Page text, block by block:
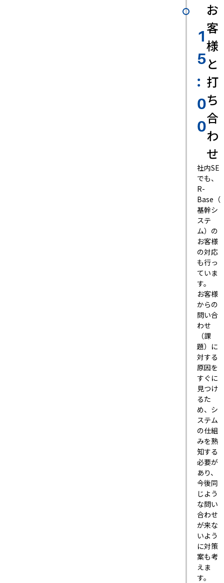
1
5
:
0
0
お
客
様
と
打
ち
合
わ
せ
社内SE
でも、
R-
Base（
基幹シ
ステ
ム）の
お客様
の対応
も行っ
ていま
す。
お客様
からの
問い合
わせ
（課
題）に
対する
原因を
すぐに
見つけ
るた
め、シ
ステム
の仕組
みを熟
知する
必要が
あり、
今後同
じよう
な問い
合わせ
が来な
いよう
に対策
案も考
えま
す。